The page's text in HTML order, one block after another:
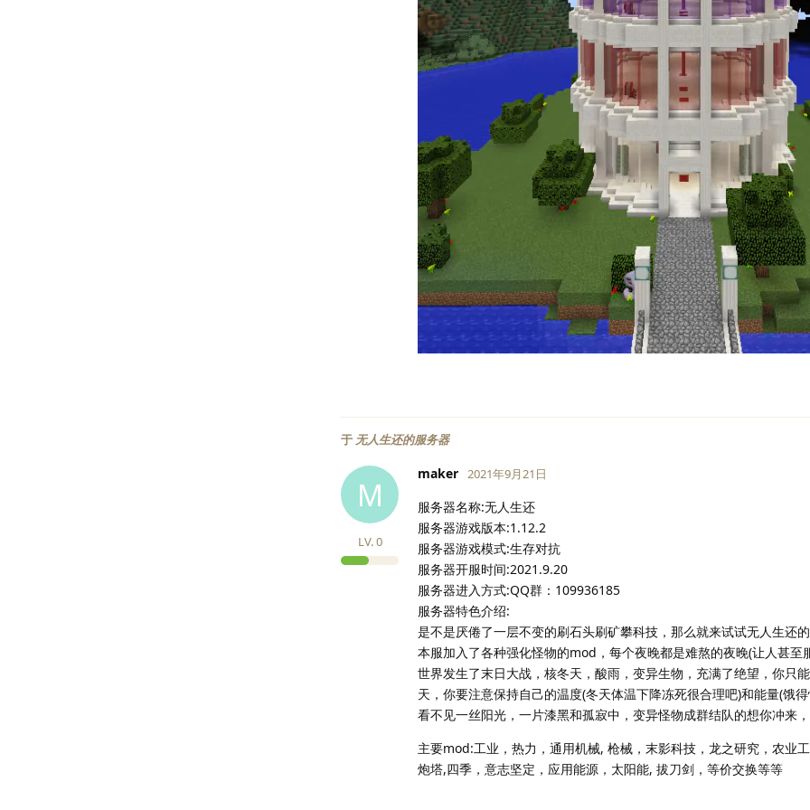
于 无人生还的服务器
M
maker
LV.0
2021年9月21日
服务器名称:无人生还
服务器游戏版本:1.12.2
服务器游戏模式:生存对抗
服务器开服时间:2021.9.20
服务器进入方式:QQ群：109936185
服务器特色介绍:
是不是厌倦了一层不变的刷石头刷矿攀科技，那么就来试试无人生还
本服加入了各种强化怪物的mod，每个夜晚都是难熬的夜晚(让人甚至
世界发生了末日大战，核冬天，酸雨，变异生物，充满了绝望，你只
天，你要注意保持自己的温度(冬天体温下降冻死很合理吧)和能量(饿
看不见一丝阳光，一片漆黑和孤寂中，变异怪物成群结队的想你冲来
主要mod:工业，热力，通用机械, 枪械，末影科技，龙之研究，农业
炮塔,四季，意志坚定，应用能源，太阳能, 拔刀剑，等价交换等等